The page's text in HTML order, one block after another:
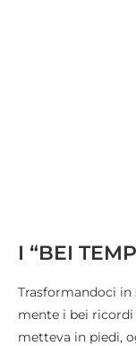
I “BEI
Trasformandoci in
mente i bei
metteva in piedi,